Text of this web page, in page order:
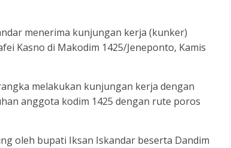
menerima kunjungan kerja (kunker)
Kasno di Makodim 1425/Jeneponto, Kamis
melakukan kunjungan kerja dengan
anggota kodim 1425 dengan rute poros
oleh bupati Iksan Iskandar beserta Dandim